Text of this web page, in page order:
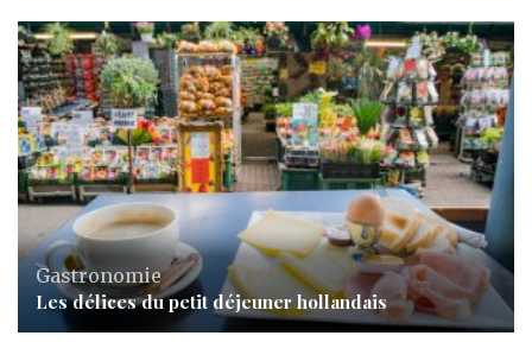
Gastronomie
Les délices du petit déjeuner hollandais